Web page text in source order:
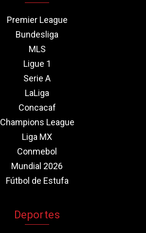
Premier League
Bundesliga
MLS
Ligue 1
Serie A
LaLiga
Concacaf
Champions League
Liga MX
Conmebol
Mundial 2026
Fútbol de Estufa
Deportes